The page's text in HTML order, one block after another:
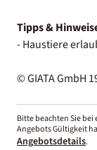
Tipps &
- Haustiere
© GIATA GmbH
Bitte beachten Sie
Angebots Gültigkeit
Angebotsdetails.